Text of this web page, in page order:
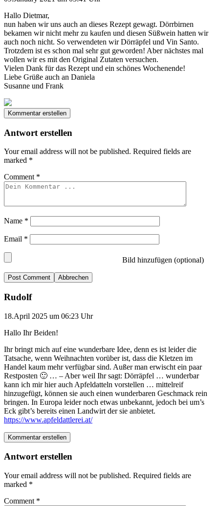
Hallo Dietmar,
nun haben wir uns auch an dieses Rezept gewagt. Dörrbirnen
bekamen wir nicht mehr zu kaufen und diesen Süßwein hatten wir
auch noch nicht. So verwendeten wir Dörräpfel und Vin Santo.
Trotzdem ist es schon mal sehr gut geworden! Aber nächstes mal
wollen wir es mit den Original Zutaten versuchen.
Vielen Dank für das Rezept und ein schönes Wochenende!
Liebe Grüße auch an Daniela
Susanne und Frank
Kommentar erstellen
Antwort erstellen
Your email address will not be published. Required fields are
marked *
Comment *
Name *
Email *
Bild hinzufügen (optional)
Abbrechen
Rudolf
18.April 2025 um 06:23 Uhr
Hallo Ihr Beiden!
Ihr bringt mich auf eine wunderbare Idee, denn es ist leider die
Tatsache, wenn Weihnachten vorüber ist, dass die Kletzen im
Handel kaum mehr verfügbar sind. Außer man erwischt ein paar
Restposten 🙂 … – Aber weil Ihr sagt: Dörräpfel … wunderbar
kann ich mir hier auch Apfeldatteln vorstellen … mittelreif
hinzugefügt, können sie auch einen wunderbaren Geschmack rein
bringen. In Europa leider noch etwas unbekannt, jedoch bei um’s
Eck gibt’s bereits einen Landwirt der sie anbietet.
https://www.apfeldattlerei.at/
Kommentar erstellen
Antwort erstellen
Your email address will not be published. Required fields are
marked *
Comment *